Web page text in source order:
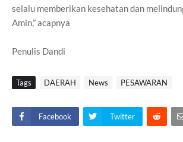
selalu memberikan kesehatan dan
Amin,” acapnya
Penulis Dandi
Tags DAERAH News PESAWARAN
Facebook Twitter